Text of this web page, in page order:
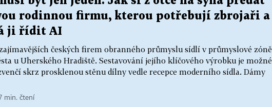
rodinnou firmu, kterou potřebují zbrojaři a
ji řídit AI
českých firem obranného průmyslu sídlí v průmyslové zóně
u Uherského Hradiště. Sestavování jejího klíčového výrobku je možné
skrz prosklenou stěnu dílny vedle recepce moderního sídla. Dámy
min. čtení